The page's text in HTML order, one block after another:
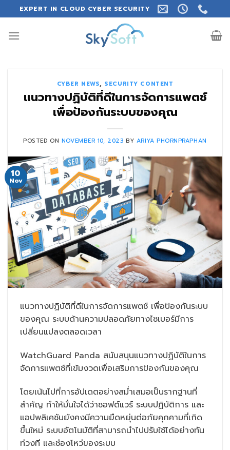
to
content
EXPERT IN CLOUD CYBER SECURITY
CYBER NEWS, SECURITY CONTENT
แนวทางปฏิบัติที่ดีในการจัดการแพตช์
เพื่อป้องกันระบบของคุณ
POSTED ON NOVEMBER 10, 2023 BY ARIYA PHORNPRAPHAN
10
Nov
แนวทางปฏิบัติที่ดีในการจัดการแพตช์ เพื่อป้องกันระบบ
ของคุณ ระบบด้านความปลอดภัยทางไซเบอร์มีการ
เปลี่ยนแปลงตลอดเวลา
WatchGuard Panda สนับสนุนแนวทางปฏิบัติในการ
จัดการแพตช์ที่เข้มงวดเพื่อเสริมการป้องกันของคุณ
โดยเน้นไปที่การอัปเดตอย่างสม่ำเสมอเป็นรากฐานที่
สำคัญ ทำให้มั่นใจได้ว่าซอฟต์แวร์ ระบบปฏิบัติการ และ
แอปพลิเคชันยังคงมีความยืดหยุ่นต่อภัยคุกคามที่เกิด
ขึ้นใหม่ ระบบอัตโนมัติที่สามารถนำไปปรับใช้ได้อย่างทัน
ท่วงที และช่องโหว่ของระบบ